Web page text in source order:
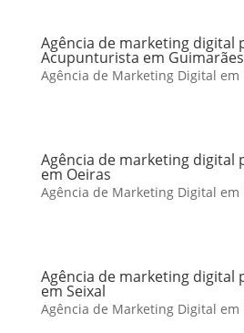
Agência de marketing digital
Acupunturista em Guimarães
Agência de Marketing Digital em
Agência de marketing digital
em Oeiras
Agência de Marketing Digital em
Agência de marketing digital
em Seixal
Agência de Marketing Digital em